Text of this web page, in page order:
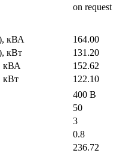
on request
кВА
164.00
кВт
131.20
кВА
152.62
кВт
122.10
400 В
50
3
0.8
236.72